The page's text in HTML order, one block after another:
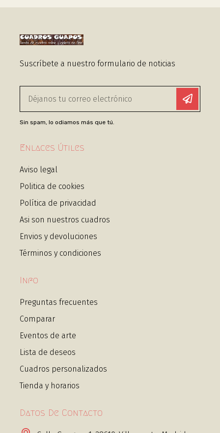
Suscríbete a nuestro formulario de noticias
Sin spam, lo odiamos más que tú.
Enlaces Útiles
Aviso legal
Politica de cookies
Política de privacidad
Asi son nuestros cuadros
Envios y devoluciones
Términos y condiciones
Info
Preguntas frecuentes
Comparar
Eventos de arte
Lista de deseos
Cuadros personalizados
Tienda y horarios
Datos De Contacto